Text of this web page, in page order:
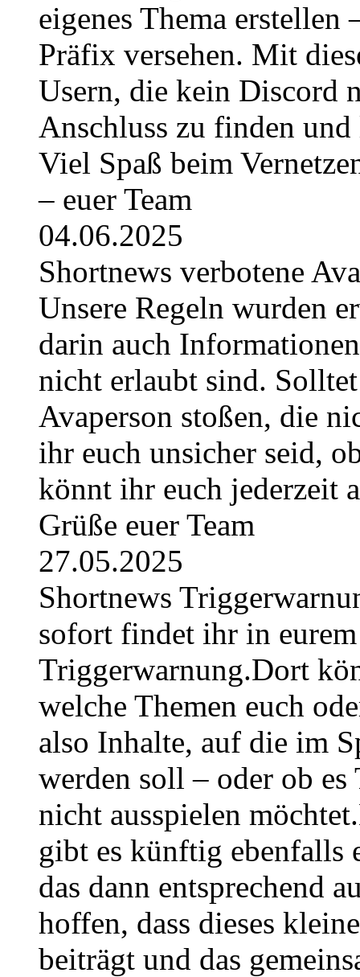
eigenes Thema erstellen
Präfix versehen. Mit
Usern, die kein Discord
Anschluss zu finden
Viel Spaß beim
– euer Team
04.06.2025
Shortnews verbotene
Unsere Regeln wurden
darin auch
nicht erlaubt sind.
Avaperson stoßen, die
ihr euch unsicher seid,
könnt ihr euch jederzeit
Grüße euer Team
27.05.2025
Shortnews
sofort findet ihr in
Triggerwarnung.Dort
welche Themen euch
also Inhalte, auf die im
werden soll – oder ob
nicht ausspielen
gibt es künftig ebenfalls
das dann entsprechend
hoffen, dass dieses
beiträgt und das